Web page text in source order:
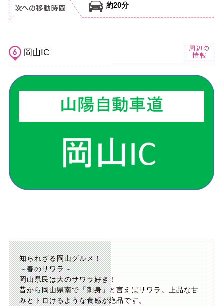
約20分
岡山IC
知られざる岡山グルメ！
～春のサワラ～
岡山県民は大のサワラ好き！
昔から岡山県南で「刺身」と言えばサワラ。上品な甘
みとトロけるような食感が絶品です。